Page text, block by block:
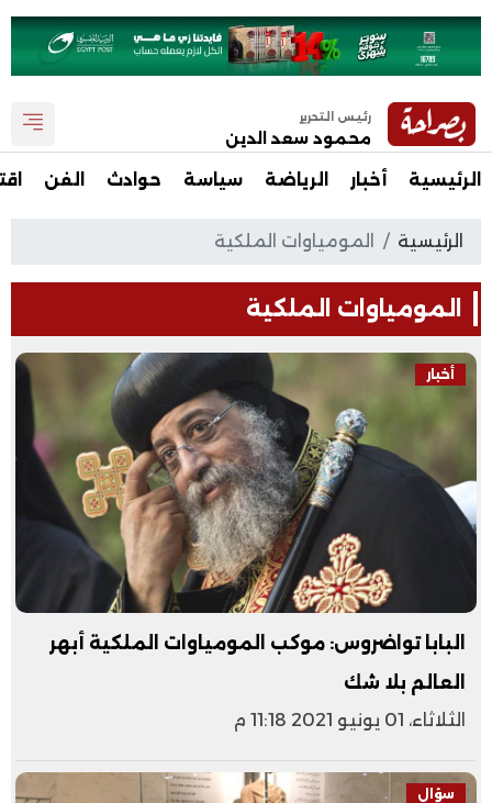
رئيس التحرير
محمود سعد الدين
الرئيسية أخبار الرياضة سياسة حوادث الفن
الرئيسية المومياوات الملكية
المومياوات الملكية
أخبار
البابا تواضروس: موكب المومياوات الملكية أبهر
العالم بلا شك
الثلاثاء، 01 يونيو 2021 11:18 م
سؤال